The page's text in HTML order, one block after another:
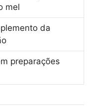
mel
da
preparações